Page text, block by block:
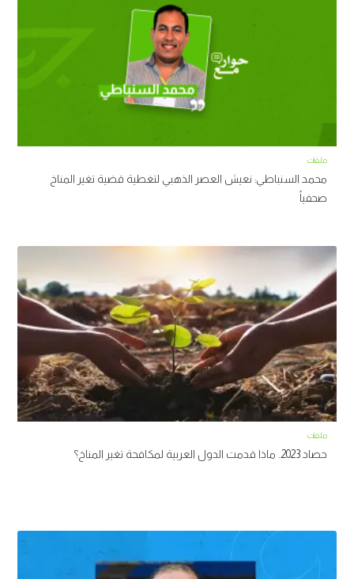
ملفات
محمد السنباطي: نعيش العصر الذهبي لتغطية قضية تغير المناخ
صحفياً
ملفات
حصاد 2023.. ماذا قدمت الدول العربية لمكافحة تغير المناخ؟